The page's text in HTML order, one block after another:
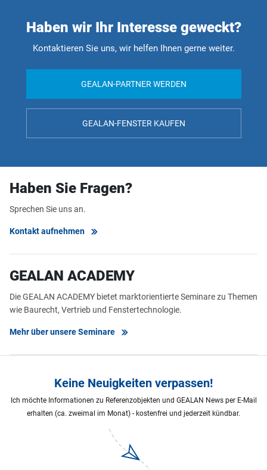
Haben wir Ihr Interesse geweckt?
Kontaktieren Sie uns, wir helfen Ihnen gerne weiter.
GEALAN-PARTNER WERDEN
GEALAN-FENSTER KAUFEN
Haben Sie Fragen?
Sprechen Sie uns an.
Kontakt aufnehmen
GEALAN ACADEMY
Die GEALAN ACADEMY bietet marktorientierte Seminare zu Themen
wie Baurecht, Vertrieb und Fenstertechnologie.
Mehr über unsere Seminare
Keine Neuigkeiten verpassen!
Ich möchte Informationen zu Referenzobjekten und GEALAN News per E-Mail
erhalten (ca. zweimal im Monat) - kostenfrei und jederzeit kündbar.